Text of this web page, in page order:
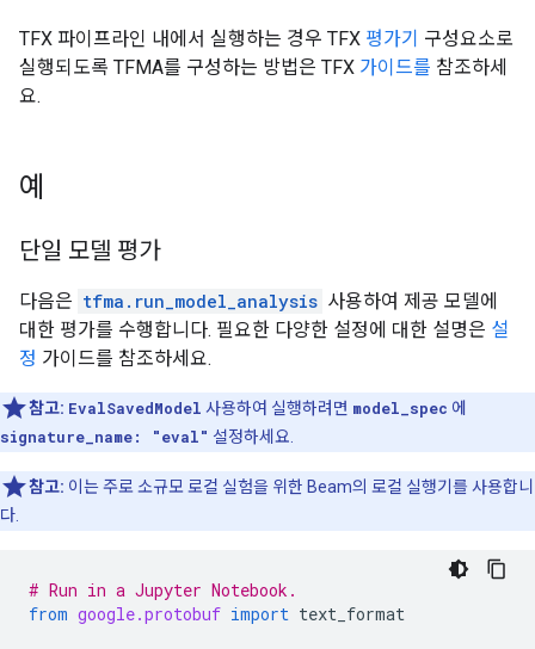
TFX 파이프라인 내에서 실행하는 경우 TFX 평가기 구성요소로
실행되도록 TFMA를 구성하는 방법은 TFX 가이드를 참조하세
요.
예
단일 모델 평가
다음은 tfma.run_model_analysis 사용하여 제공 모델에
대한 평가를 수행합니다. 필요한 다양한 설정에 대한 설명은 설
정 가이드를 참조하세요.
참고: EvalSavedModel 사용하여 실행하려면 model_spec 에
signature_name: "eval" 설정하세요.
참고: 이는 주로 소규모 로컬 실험을 위한 Beam의 로컬 실행기를 사용합니
다.
# Run in a Jupyter Notebook.
from google.protobuf import text_format